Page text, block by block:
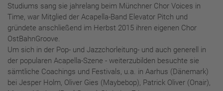
Studiums sang sie jahrelang beim Münchner Chor Voices in
Time, war Mitglied der Acapella-Band Elevator Pitch und
gründete anschließend im Herbst 2015 ihren eigenen Chor
OstBahnGroove.
Um sich in der Pop- und Jazzchorleitung- und auch generell in
der popularen Acapella-Szene - weiterzubilden besuchte sie
sämtliche Coachings und Festivals, u.a. in Aarhus (Dänemark)
bei Jesper Holm, Oliver Gies (Maybebop), Patrick Oliver (Onair),